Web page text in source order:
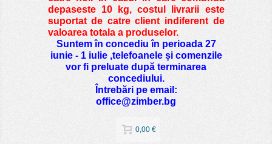
depaseste 10 kg, costul livrarii este
suportat de catre client indiferent de
valoarea totala a produselor.
Suntem în concediu în perioada 27
iunie - 1 iulie ,telefoanele și comenzile
vor fi preluate după terminarea
concediului.
Întrebări pe email:
office@zimber.bg
0,00 €